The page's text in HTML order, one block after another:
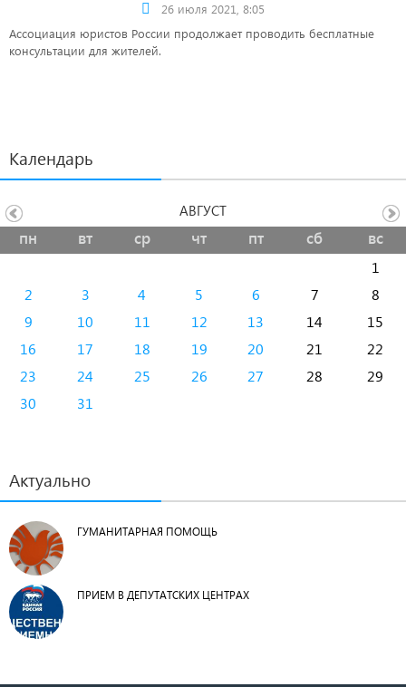
26 июля 2021, 8:05
Ассоциация юристов России продолжает проводить бесплатные
консультации для жителей.
Календарь
пн вт ср чт пт сб вс
1
2
3 4 5 6 7
8
9
10 11 12 13 14
15
16
17 18 19 20 21
22
23
24 25 26 27 28
29
30
31
АВГУСТ
Актуально
ГУМАНИТАРНАЯ ПОМОЩЬ
ПРИЕМ В ДЕПУТАТСКИХ ЦЕНТРАХ